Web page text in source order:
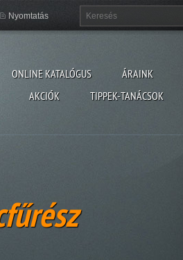
ONLINE KATALÓGUS ÁRAINK
AKCIÓK TIPPEK-TANÁCSOK
Nyomtatás